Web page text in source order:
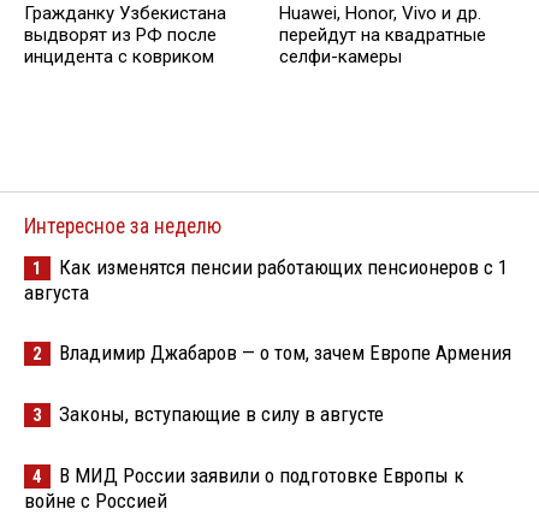
Гражданку Узбекистана
выдворят из РФ после
инцидента с ковриком
Huawei, Honor, Vivo и др.
перейдут на квадратные
селфи-камеры
Интересное за неделю
1
Как изменятся пенсии работающих пенсионеров с 1
августа
2 Владимир Джабаров — о том, зачем Европе Армения
3 Законы, вступающие в силу в августе
4
В МИД России заявили о подготовке Европы к
войне с Россией